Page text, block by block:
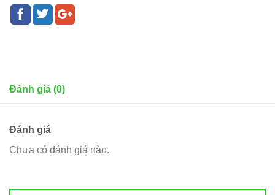
Đánh giá (0)
Đánh giá
Chưa có đánh giá nào.